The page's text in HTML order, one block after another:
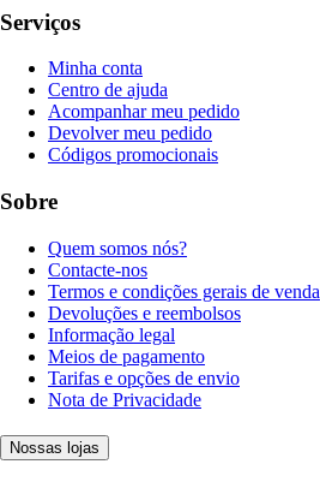
Serviços
Minha conta
Centro de ajuda
Acompanhar meu pedido
Devolver meu pedido
Códigos promocionais
Sobre
Quem somos nós?
Contacte-nos
Termos e condições gerais de venda
Devoluções e reembolsos
Informação legal
Meios de pagamento
Tarifas e opções de envio
Nota de Privacidade
Nossas lojas